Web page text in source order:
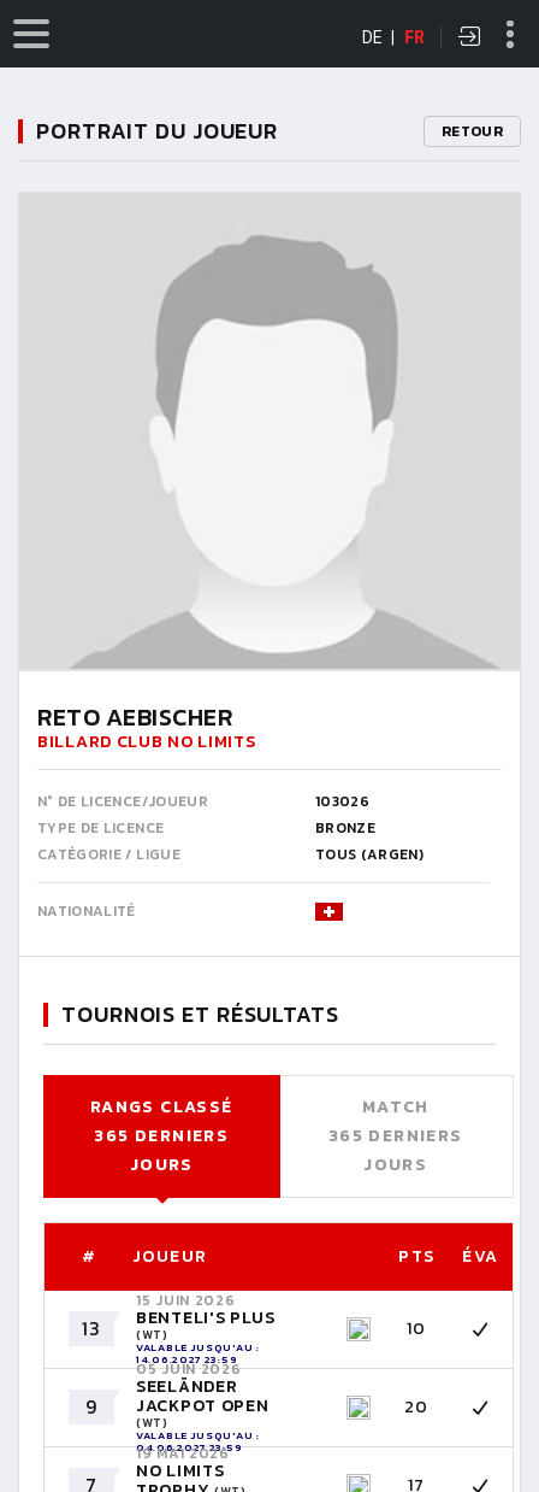
DE | FR
PORTRAIT DU JOUEUR RETOUR
RETO AEBISCHER
BILLARD CLUB NO LIMITS
N° DE LICENCE/JOUEUR
103026
TYPE DE LICENCE
BRONZE
CATÉGORIE / LIGUE
TOUS (ARGEN)
NATIONALITÉ
TOURNOIS ET RÉSULTATS
RANGS CLASSÉ
365 DERNIERS
JOURS
MATCH
365 DERNIERS
JOURS
# JOUEUR PTS ÉVA
13
15 JUIN 2026
BENTELI'S PLUS
(WT)
VALABLE JUSQU'AU :
14.06.2027 23:59
10
9
05 JUIN 2026
SEELÄNDER
JACKPOT OPEN
(WT)
VALABLE JUSQU'AU :
04.06.2027 23:59
20
7
19 MAI 2026
NO LIMITS
17